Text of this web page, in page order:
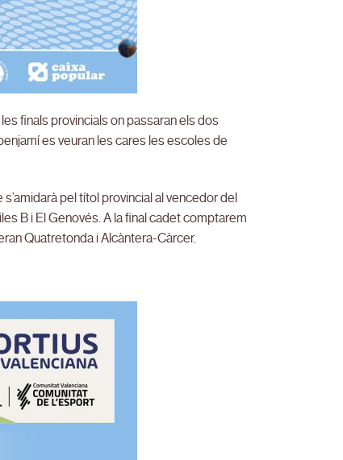
finals provincials on passaran els dos
es veuran les cares les escoles de
pel títol provincial al vencedor del
B i El Genovés. A la final cadet comptarem
Quatretonda i Alcàntera-Càrcer.